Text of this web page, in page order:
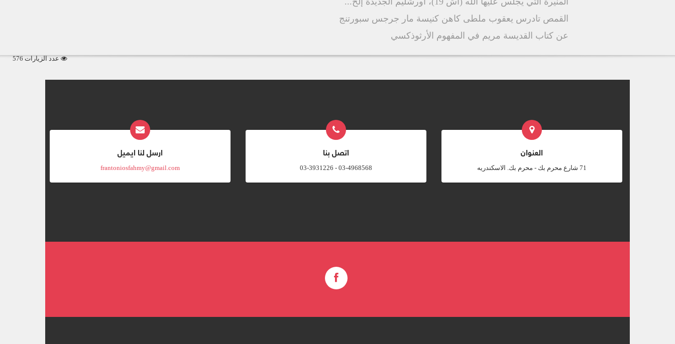
القمص تادرس يعقوب ملطى كاهن كنيسة مار جرجس سبورتنج
عن كتاب القديسة مريم في المفهوم الأرثوذكسي
عدد الزيارات 576
العنوان
‎71 شارع محرم بك - محرم بك. الاسكندريه
اتصل بنا
03-4968568 - 03-3931226
ارسل لنا ايميل
frantoniosfahmy@gmail.com